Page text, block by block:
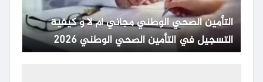
التأمين الصحي الوطني مجاني أم لا و كيفية
التسجيل في التأمين الصحي الوطني 2026